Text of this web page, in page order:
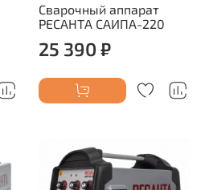
Сварочный аппарат
РЕСАНТА САИПА-220
25 390 ₽